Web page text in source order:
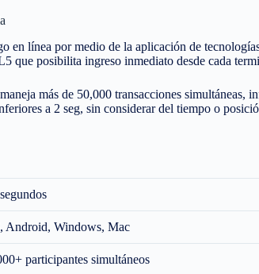
en línea por medio de la aplicación de
que posibilita ingreso inmediato desde cada
más de 50,000 transacciones
a 2 seg, sin considerar del tiempo o
Android, Windows, Mac
participantes simultáneos